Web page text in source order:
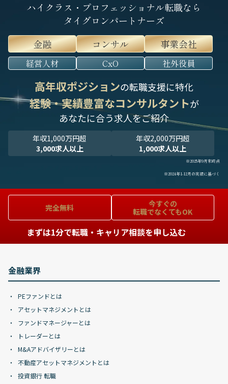
ハイクラス・プロフェッショナル転職なら
タイグロンパートナーズ
金融
コンサル 事業会社
経営人材 CxO 社外役員
高年収ポジションの転職支援に特化
経験・実績豊富なコンサルタントが
あなたに合う求人をご紹介
年収1,000万円超
3,000求人以上
年収2,000万円超
1,000求人以上
※2025年9月末時点
※2024年1-12月の実績に基づく
完全無料
今すぐの
転職でなくてもOK
まずは1分で転職・キャリア相談を申し込む
金融業界
PEファンドとは
アセットマネジメントとは
ファンドマネージャーとは
トレーダーとは
M&Aアドバイザリーとは
不動産アセットマネジメントとは
投資銀行 転職